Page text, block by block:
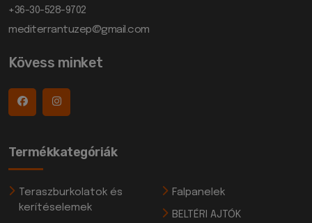
+36-30-528-9702
mediterrantuzep@gmail.com
Kövess minket
Termékkategóriák
Teraszburkolatok és
kerítéselemek
Falpanelek
BELTÉRI AJTÓK